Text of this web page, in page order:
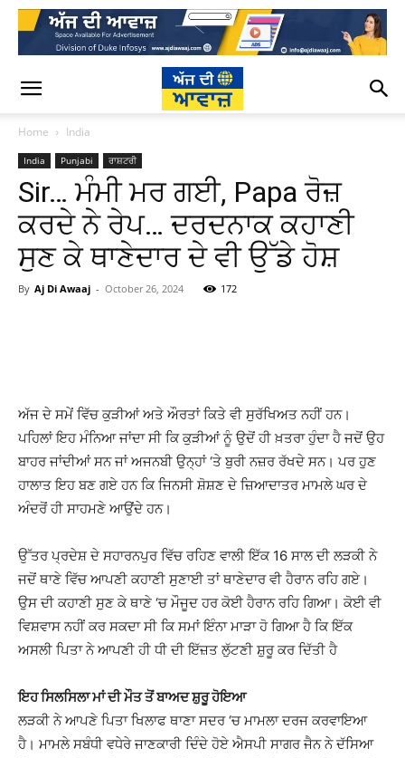
Home India
India Punjabi ਰਾਸ਼ਟਰੀ
Sir… ਮੰਮੀ ਮਰ ਗਈ, Papa ਰੋਜ਼
ਕਰਦੇ ਨੇ ਰੇਪ… ਦਰਦਨਾਕ ਕਹਾਣੀ
ਸੁਣ ਕੇ ਥਾਣੇਦਾਰ ਦੇ ਵੀ ਉੱਡੇ ਹੋਸ਼
By Aj Di Awaaj - October 26, 2024 172
ਅੱਜ ਦੇ ਸਮੇਂ ਵਿੱਚ ਕੁੜੀਆਂ ਅਤੇ ਔਰਤਾਂ ਕਿਤੇ ਵੀ ਸੁਰੱਖਿਅਤ ਨਹੀਂ ਹਨ।
ਪਹਿਲਾਂ ਇਹ ਮੰਨਿਆ ਜਾਂਦਾ ਸੀ ਕਿ ਕੁੜੀਆਂ ਨੂੰ ਉਦੋਂ ਹੀ ਖ਼ਤਰਾ ਹੁੰਦਾ ਹੈ ਜਦੋਂ ਉਹ
ਬਾਹਰ ਜਾਂਦੀਆਂ ਸਨ ਜਾਂ ਅਜਨਬੀ ਉਨ੍ਹਾਂ ‘ਤੇ ਬੁਰੀ ਨਜ਼ਰ ਰੱਖਦੇ ਸਨ। ਪਰ ਹੁਣ
ਹਾਲਾਤ ਇਹ ਬਣ ਗਏ ਹਨ ਕਿ ਜਿਨਸੀ ਸ਼ੋਸ਼ਣ ਦੇ ਜ਼ਿਆਦਾਤਰ ਮਾਮਲੇ ਘਰ ਦੇ
ਅੰਦਰੋਂ ਹੀ ਸਾਹਮਣੇ ਆਉਂਦੇ ਹਨ।
ਉੱਤਰ ਪ੍ਰਦੇਸ਼ ਦੇ ਸਹਾਰਨਪੁਰ ਵਿੱਚ ਰਹਿਣ ਵਾਲੀ ਇੱਕ 16 ਸਾਲ ਦੀ ਲੜਕੀ ਨੇ
ਜਦੋਂ ਥਾਣੇ ਵਿੱਚ ਆਪਣੀ ਕਹਾਣੀ ਸੁਣਾਈ ਤਾਂ ਥਾਣੇਦਾਰ ਵੀ ਹੈਰਾਨ ਰਹਿ ਗਏ।
ਉਸ ਦੀ ਕਹਾਣੀ ਸੁਣ ਕੇ ਥਾਣੇ ‘ਚ ਮੌਜੂਦ ਹਰ ਕੋਈ ਹੈਰਾਨ ਰਹਿ ਗਿਆ। ਕੋਈ ਵੀ
ਵਿਸ਼ਵਾਸ ਨਹੀਂ ਕਰ ਸਕਦਾ ਸੀ ਕਿ ਸਮਾਂ ਇੰਨਾ ਮਾੜਾ ਹੋ ਗਿਆ ਹੈ ਕਿ ਇੱਕ
ਅਸਲੀ ਪਿਤਾ ਨੇ ਆਪਣੀ ਹੀ ਧੀ ਦੀ ਇੱਜ਼ਤ ਲੁੱਟਣੀ ਸ਼ੁਰੂ ਕਰ ਦਿੱਤੀ ਹੈ
ਇਹ ਸਿਲਸਿਲਾ ਮਾਂ ਦੀ ਮੌਤ ਤੋਂ ਬਾਅਦ ਸ਼ੁਰੂ ਹੋਇਆ
ਲੜਕੀ ਨੇ ਆਪਣੇ ਪਿਤਾ ਖਿਲਾਫ ਥਾਣਾ ਸਦਰ ‘ਚ ਮਾਮਲਾ ਦਰਜ ਕਰਵਾਇਆ
ਹੈ। ਮਾਮਲੇ ਸਬੰਧੀ ਵਧੇਰੇ ਜਾਣਕਾਰੀ ਦਿੰਦੇ ਹੋਏ ਐਸਪੀ ਸਾਗਰ ਜੈਨ ਨੇ ਦੱਸਿਆ